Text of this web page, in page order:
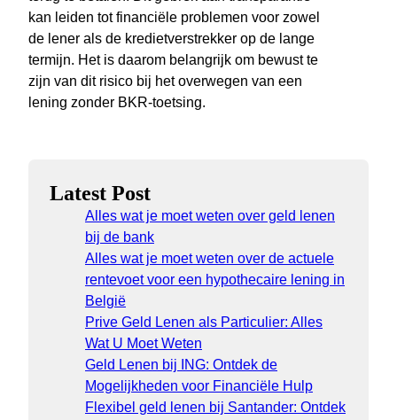
kan leiden tot financiële problemen voor zowel
de lener als de kredietverstrekker op de lange
termijn. Het is daarom belangrijk om bewust te
zijn van dit risico bij het overwegen van een
lening zonder BKR-toetsing.
Latest Post
Alles wat je moet weten over geld lenen
bij de bank
Alles wat je moet weten over de actuele
rentevoet voor een hypothecaire lening in
België
Prive Geld Lenen als Particulier: Alles
Wat U Moet Weten
Geld Lenen bij ING: Ontdek de
Mogelijkheden voor Financiële Hulp
Flexibel geld lenen bij Santander: Ontdek